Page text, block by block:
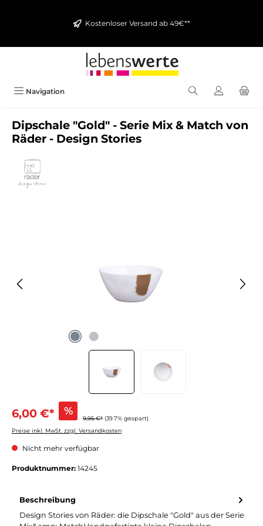
Kostenloser Versand ab 49€**
Navigation
Dipschale "Gold" - Serie Mix & Match von
Räder - Design Stories
6,00 €* %
9,95 €* (39.7% gespart)
Preise inkl. MwSt. zzgl. Versandkosten
Nicht mehr verfügbar
Produktnummer: 14245
Beschreibung
Design Stories von Räder: die Dipschale "Gold" aus der Serie